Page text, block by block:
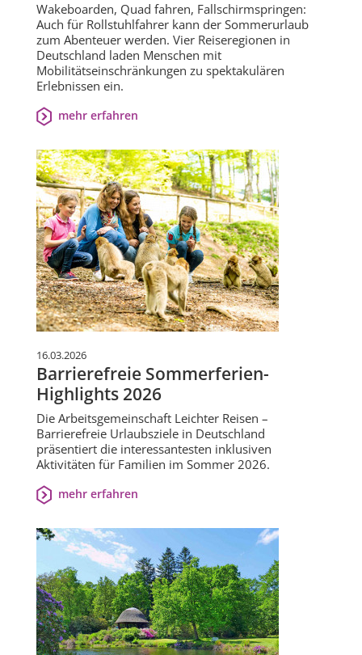
Wakeboarden, Quad fahren, Fallschirmspringen:
Auch für Rollstuhlfahrer kann der Sommerurlaub
zum Abenteuer werden. Vier Reiseregionen in
Deutschland laden Menschen mit
Mobilitätseinschränkungen zu spektakulären
Erlebnissen ein.
mehr erfahren
16.03.2026
Barrierefreie Sommerferien-
Highlights 2026
Die Arbeitsgemeinschaft Leichter Reisen –
Barrierefreie Urlaubsziele in Deutschland
präsentiert die interessantesten inklusiven
Aktivitäten für Familien im Sommer 2026.
mehr erfahren